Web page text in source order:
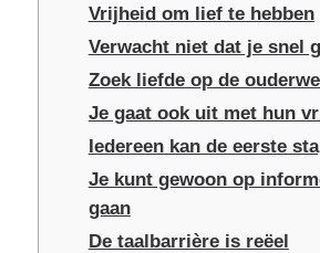
Vrijheid om lief te hebben
Verwacht niet dat je snel
Zoek liefde op de
Je gaat ook uit met hun
Iedereen kan de eerste
Je kunt gewoon op
gaan
De taalbarrière is reëel